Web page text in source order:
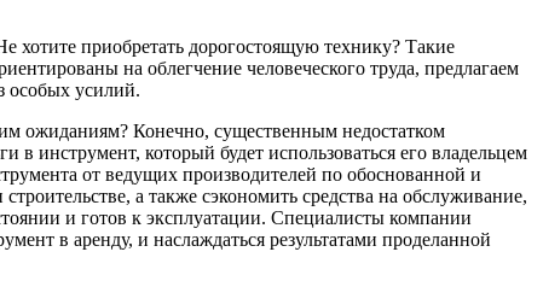
хотите приобретать дорогостоящую технику? Такие
на облегчение человеческого труда, предлагаем
особых усилий.
ожиданиям? Конечно, существенным недостатком
в инструмент, который будет использоваться его владельцем
от ведущих производителей по обоснованной и
а также сэкономить средства на обслуживание,
и готов к эксплуатации. Специалисты компании
в аренду, и наслаждаться результатами проделанной